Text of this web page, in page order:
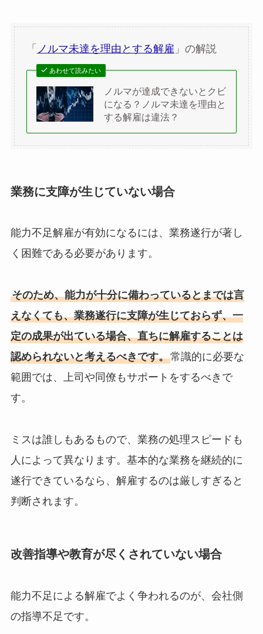
「 ノルマ未達を理由とする解雇 」の解説
あわせて読みたい
ノルマが達成できないとクビ
になる？ノルマ未達を理由と
する解雇は違法？
業務に支障が生じていない場合
能力不足解雇が有効になるには、業務遂行が著し
く困難である必要があります。
そのため、能力が十分に備わっているとまでは言
えなくても、業務遂行に支障が生じておらず、一
定の成果が出ている場合、直ちに解雇することは
認められないと考えるべきです。常識的に必要な
範囲では、上司や同僚もサポートをするべきで
す。
ミスは誰しもあるもので、業務の処理スピードも
人によって異なります。基本的な業務を継続的に
遂行できているなら、解雇するのは厳しすぎると
判断されます。
改善指導や教育が尽くされていない場合
能力不足による解雇でよく争われるのが、会社側
の指導不足です。